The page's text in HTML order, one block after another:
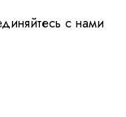
с нами